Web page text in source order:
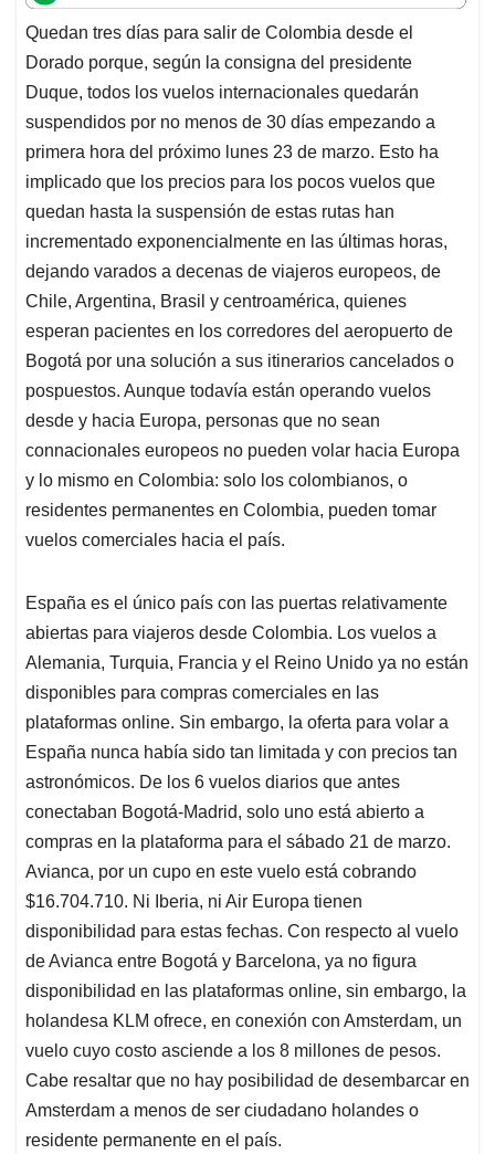
t
s
A
p
p
e
b
o
o
k
k
e
d
I
n
i
l
e
a
d
s
Quedan tres días para salir de Colombia desde el
Dorado porque, según la consigna del presidente
Duque, todos los vuelos internacionales quedarán
suspendidos por no menos de 30 días empezando a
primera hora del próximo lunes 23 de marzo. Esto ha
implicado que los precios para los pocos vuelos que
quedan hasta la suspensión de estas rutas han
incrementado exponencialmente en las últimas horas,
dejando varados a decenas de viajeros europeos, de
Chile, Argentina, Brasil y centroamérica, quienes
esperan pacientes en los corredores del aeropuerto de
Bogotá por una solución a sus itinerarios cancelados o
pospuestos. Aunque todavía están operando vuelos
desde y hacia Europa, personas que no sean
connacionales europeos no pueden volar hacia Europa
y lo mismo en Colombia: solo los colombianos, o
residentes permanentes en Colombia, pueden tomar
vuelos comerciales hacia el país.
España es el único país con las puertas relativamente
abiertas para viajeros desde Colombia. Los vuelos a
Alemania, Turquia, Francia y el Reino Unido ya no están
disponibles para compras comerciales en las
plataformas online. Sin embargo, la oferta para volar a
España nunca había sido tan limitada y con precios tan
astronómicos. De los 6 vuelos diarios que antes
conectaban Bogotá-Madrid, solo uno está abierto a
compras en la plataforma para el sábado 21 de marzo.
Avianca, por un cupo en este vuelo está cobrando
$16.704.710. Ni Iberia, ni Air Europa tienen
disponibilidad para estas fechas. Con respecto al vuelo
de Avianca entre Bogotá y Barcelona, ya no figura
disponibilidad en las plataformas online, sin embargo, la
holandesa KLM ofrece, en conexión con Amsterdam, un
vuelo cuyo costo asciende a los 8 millones de pesos.
Cabe resaltar que no hay posibilidad de desembarcar en
Amsterdam a menos de ser ciudadano holandes o
residente permanente en el país.